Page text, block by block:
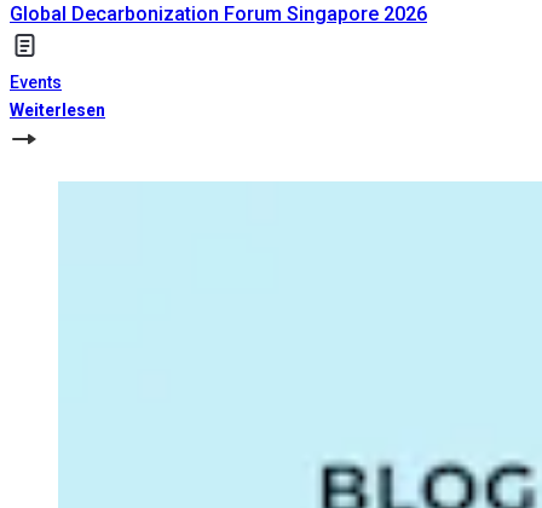
Global Decarbonization Forum Singapore 2026
Events
Weiterlesen